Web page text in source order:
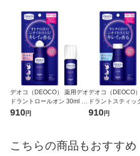
デオコ（DEOCO） 薬用デオ
ドラントロールオン 30ml ロ
ート製薬
910円
デオコ（DEOCO
ドラントスティッ
ート製薬
910円
こちらの商品もおすすめ